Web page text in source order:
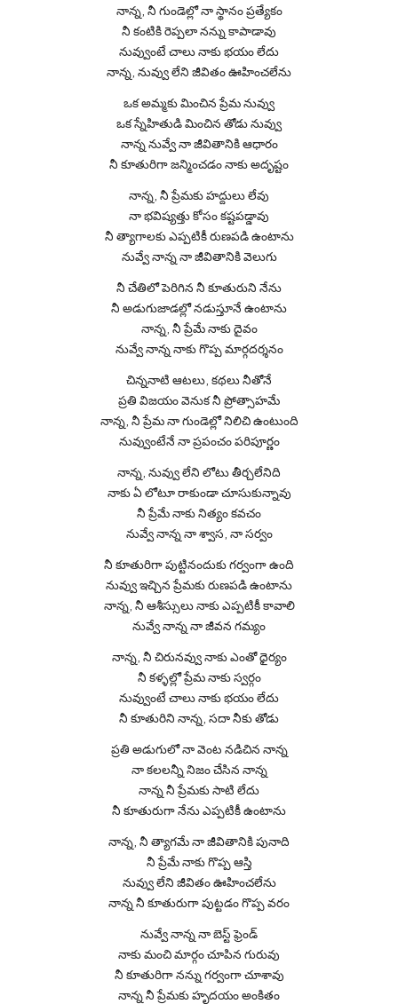
నాన్న, నీ గుండెల్లో నా స్థానం ప్రత్యేకం
నీ కంటికి రెప్పలా నన్ను కాపాడావు
నువ్వుంటే చాలు నాకు భయం లేదు
నాన్న, నువ్వు లేని జీవితం ఊహించలేను
ఒక అమ్మకు మించిన ప్రేమ నువ్వు
ఒక స్నేహితుడి మించిన తోడు నువ్వు
నాన్న నువ్వే నా జీవితానికి ఆధారం
నీ కూతురిగా జన్మించడం నాకు అదృష్టం
నాన్న, నీ ప్రేమకు హద్దులు లేవు
నా భవిష్యత్తు కోసం కష్టపడ్డావు
నీ త్యాగాలకు ఎప్పటికీ రుణపడి ఉంటాను
నువ్వే నాన్న నా జీవితానికి వెలుగు
నీ చేతిలో పెరిగిన నీ కూతురుని నేను
నీ అడుగుజాడల్లో నడుస్తూనే ఉంటాను
నాన్న, నీ ప్రేమే నాకు దైవం
నువ్వే నాన్న నాకు గొప్ప మార్గదర్శనం
చిన్ననాటి ఆటలు, కథలు నీతోనే
ప్రతి విజయం వెనుక నీ ప్రోత్సాహమే
నాన్న, నీ ప్రేమ నా గుండెల్లో నిలిచి ఉంటుంది
నువ్వుంటేనే నా ప్రపంచం పరిపూర్ణం
నాన్న, నువ్వు లేని లోటు తీర్చలేనిది
నాకు ఏ లోటూ రాకుండా చూసుకున్నావు
నీ ప్రేమే నాకు నిత్యం కవచం
నువ్వే నాన్న నా శ్వాస, నా సర్వం
నీ కూతురిగా పుట్టినందుకు గర్వంగా ఉంది
నువ్వు ఇచ్చిన ప్రేమకు రుణపడి ఉంటాను
నాన్న, నీ ఆశీస్సులు నాకు ఎప్పటికీ కావాలి
నువ్వే నాన్న నా జీవన గమ్యం
నాన్న, నీ చిరునవ్వు నాకు ఎంతో ధైర్యం
నీ కళ్ళల్లో ప్రేమ నాకు స్వర్గం
నువ్వుంటే చాలు నాకు భయం లేదు
నీ కూతురిని నాన్న, సదా నీకు తోడు
ప్రతి అడుగులో నా వెంట నడిచిన నాన్న
నా కలలన్నీ నిజం చేసిన నాన్న
నాన్న నీ ప్రేమకు సాటి లేదు
నీ కూతురుగా నేను ఎప్పటికీ ఉంటాను
నాన్న, నీ త్యాగమే నా జీవితానికి పునాది
నీ ప్రేమే నాకు గొప్ప ఆస్తి
నువ్వు లేని జీవితం ఊహించలేను
నాన్న నీ కూతురుగా పుట్టడం గొప్ప వరం
నువ్వే నాన్న నా బెస్ట్ ఫ్రెండ్
నాకు మంచి మార్గం చూపిన గురువు
నీ కూతురిగా నన్ను గర్వంగా చూశావు
నాన్న నీ ప్రేమకు హృదయం అంకితం